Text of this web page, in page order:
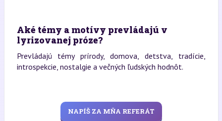
Aké témy a motívy prevládajú v
lyrizovanej próze?
Prevládajú témy prírody, domova, detstva, tradície,
introspekcie, nostalgie a večných ľudských hodnôt.
NAPÍŠ ZA MŇA REFERÁT